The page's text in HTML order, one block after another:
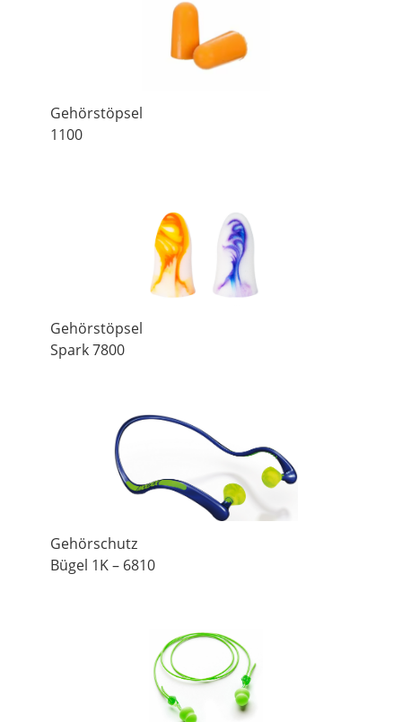
Gehörstöpsel
1100
Gehörstöpsel
Spark 7800
Gehörschutz
Bügel 1K – 6810